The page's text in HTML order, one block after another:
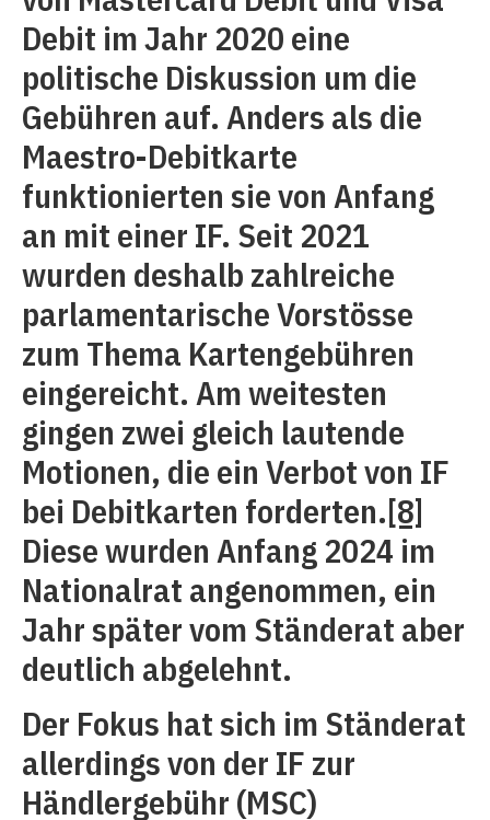
Debit im Jahr 2020 eine
politische Diskussion um die
Gebühren auf. Anders als die
Maestro-Debitkarte
funktionierten sie von Anfang
an mit einer IF. Seit 2021
wurden deshalb zahlreiche
parlamentarische Vorstösse
zum Thema Kartengebühren
eingereicht. Am weitesten
gingen zwei gleich lautende
Motionen, die ein Verbot von IF
bei Debitkarten forderten.[8]
Diese wurden Anfang 2024 im
Nationalrat angenommen, ein
Jahr später vom Ständerat aber
deutlich abgelehnt.
Der Fokus hat sich im Ständerat
allerdings von der IF zur
Händlergebühr (MSC)